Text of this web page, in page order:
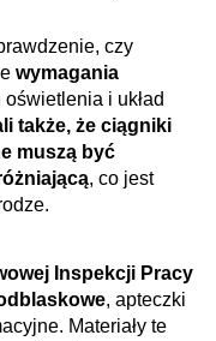
czy
wymagania
i układ
także, że ciągniki
muszą być
, co jest
Inspekcji Pracy
, apteczki
Materiały te